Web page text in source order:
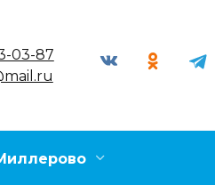
03-87